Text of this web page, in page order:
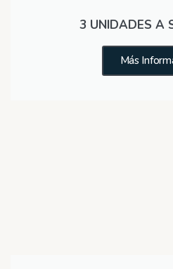
3 UNIDADES A
Más